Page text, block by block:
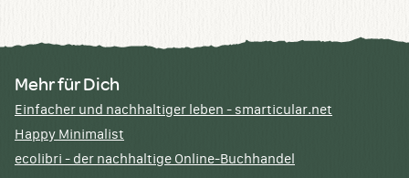
Mehr für Dich
Einfacher und nachhaltiger leben - smarticular.net
Happy Minimalist
ecolibri - der nachhaltige Online-Buchhandel